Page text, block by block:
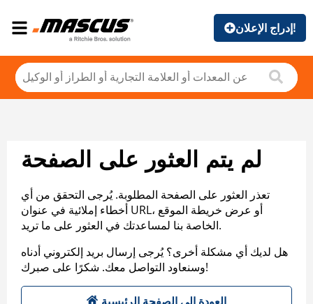
إدراج الإعلان!
لم يتم العثور على الصفحة
تعذر العثور على الصفحة المطلوبة. يُرجى التحقق من أي
أخطاء إملائية في عنوان URL، أو عرض خريطة الموقع
الخاصة بنا لمساعدتك في العثور على ما تريد.
هل لديك أي مشكلة أخرى؟ يُرجى إرسال بريد إلكتروني أدناه
وسنعاود التواصل معك. شكرًا على صبرك!